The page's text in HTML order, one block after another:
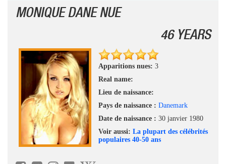
MONIQUE DANE NUE
46 YEARS
Apparitions nues: 3
Real name:
Lieu de naissance:
Pays de naissance : Danemark
Date de naissance : 30 janvier 1980
Voir aussi: La plupart des célébrités
populaires 40-50 ans